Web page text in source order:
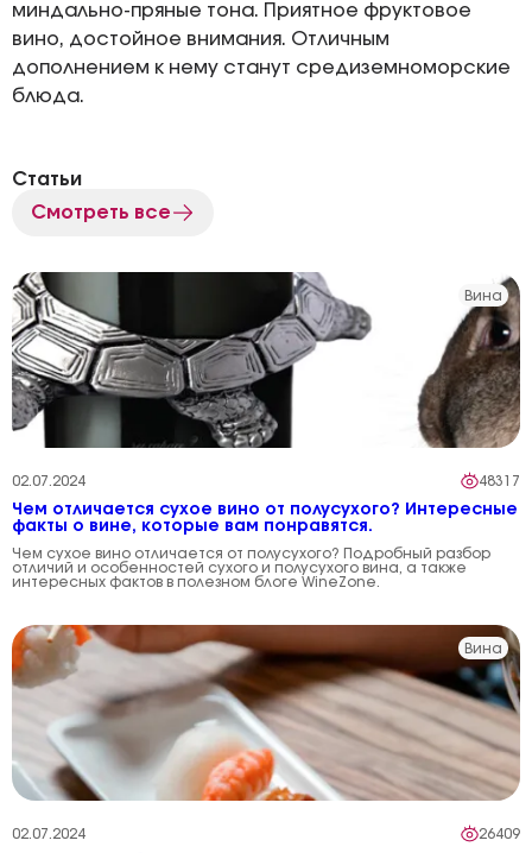
миндально-пряные тона. Приятное фруктовое
вино, достойное внимания. Отличным
дополнением к нему станут средиземноморские
блюда.
Статьи
Смотреть все
Вина
02.07.2024 48317
Чем отличается сухое вино от полусухого? Интересные
факты о вине, которые вам понравятся.
Чем сухое вино отличается от полусухого? Подробный разбор
отличий и особенностей сухого и полусухого вина, а также
интересных фактов в полезном блоге WineZone.
Вина
02.07.2024 26409